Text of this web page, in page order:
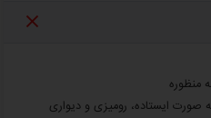

منظوره
صورت ایستاده، رومیزی و دیواری